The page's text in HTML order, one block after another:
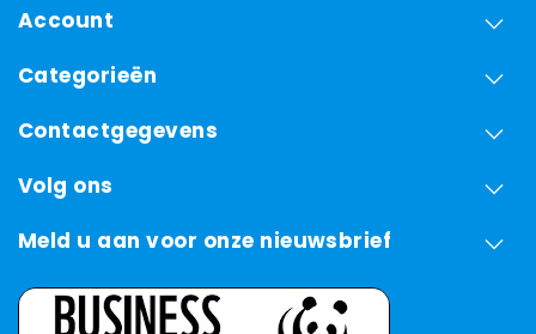
Account
Categorieën
Contactgegevens
Volg ons
Meld u aan voor onze nieuwsbrief